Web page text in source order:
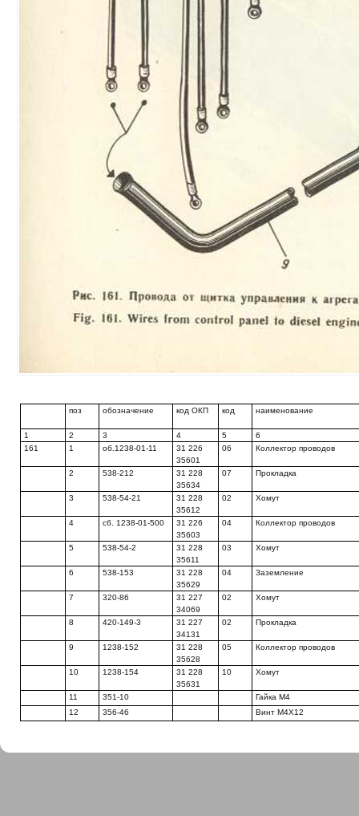
поз обозначение код ОКП код наименование
1 2 3 4 5
6
161
1 об.1238-01-11
31 226
35601
06 Коллектор проводов
2 538-212
31 228
35634
07 Прокладка
3 538-54-21
31 228
35612
02 Хомут
4 сб. 1238-01-500
31 226
35603
04 Коллектор проводов
5 538-54-2
31 228
35611
03 Хомут
6 538-153
31 228
35629
04 Заземление
7 320-86
31 227
34069
02 Хомут
8 420-149-3
31 227
34131
02 Прокладка
9 1238-152
31 228
35628
05 Коллектор проводов
10 1238-154
31 228
35631
10 Хомут
11 351-10
Гайка М4
12
356-46 Винт М4Х12